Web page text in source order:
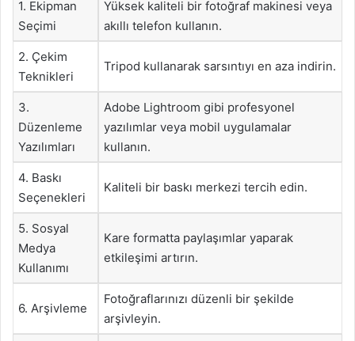
1. Ekipman
Seçimi
Yüksek kaliteli bir fotoğraf makinesi veya
akıllı telefon kullanın.
2. Çekim
Teknikleri
Tripod kullanarak sarsıntıyı en aza indirin.
3.
Düzenleme
Yazılımları
Adobe Lightroom gibi profesyonel
yazılımlar veya mobil uygulamalar
kullanın.
4. Baskı
Seçenekleri
Kaliteli bir baskı merkezi tercih edin.
5. Sosyal
Medya
Kullanımı
Kare formatta paylaşımlar yaparak
etkileşimi artırın.
6. Arşivleme
Fotoğraflarınızı düzenli bir şekilde
arşivleyin.